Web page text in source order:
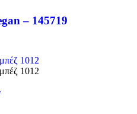
– 145719